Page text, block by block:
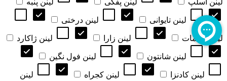
لینن تایوانی لینن درختی
لینن دیپلمات لینن زارا لینن ژاکارد
لینن شانتون لینن فول نگین
لینن کادنزا لینن کجراه لینن